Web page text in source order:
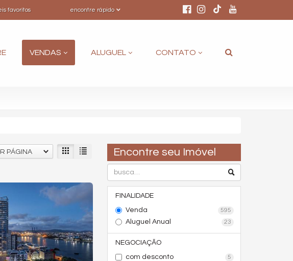
encontre rápido
favoritos
VENDAS ALUGUEL CONTATO
Encontre seu Imóvel
FINALIDADE
Venda
595
Aluguel Anual 23
NEGOCIAÇÃO
com desconto
5
PÁGINA